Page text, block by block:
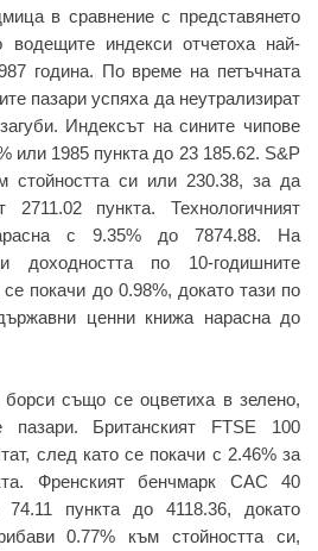
в сравнение с представянето
водещите индекси отчетоха най-
година. По време на петъчната
пазари успяха да неутрализират
Индексът на сините чипове
или 1985 пункта до 23 185.62. S&P
стойността си или 230.38, за да
пункта. Технологичният
с 9.35% до 7874.88. На
доходността по 10-годишните
покачи до 0.98%, докато тази по
ценни книжа нарасна до
също се оцветиха в зелено,
пазари. Британският FTSE 100
след като се покачи с 2.46% за
Френският бенчмарк CAC 40
пункта до 4118.36, докато
0.77% към стойността си,